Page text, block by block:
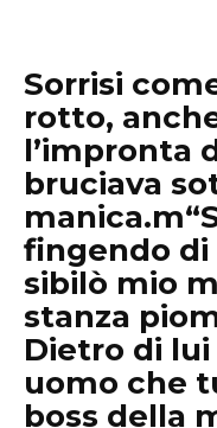
Sorrisi
rotto,
l’impronta
bruciava
fingendo di
sibilò mio
stanza
Dietro di lui
uomo che
boss della